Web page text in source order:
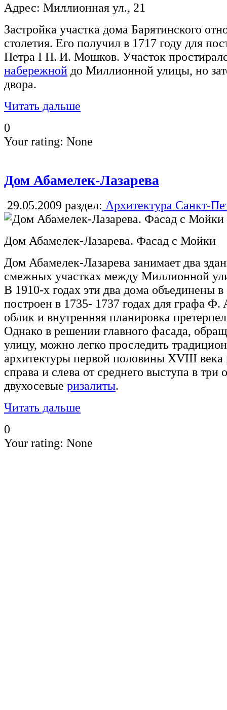
Адрес: Миллионная ул., 21
Застройка участка дома Барятинского
столетия. Его получил в 1717 году для
Петра I П. И. Мошков. Участок
набережной до Миллионной улицы, но
двора.
Читать дальше
0
Your rating: None
Дом Абамелек-Лазарева
29.05.2009 раздел: Архитектура Санкт-
Дом Абамелек-Лазарева. Фасад с Мойки
Дом Абамелек-Лазарева занимает два
смежных участках между Миллионной
В 1910-х годах эти два дома объединены
построен в 1735- 1737 годах для графа
облик и внутренняя планировка
Однако в решении главного фасада,
улицу, можно легко проследить
архитектуры первой половины XVIII
справа и слева от среднего выступа в
двухосевые ризалиты.
Читать дальше
0
Your rating: None